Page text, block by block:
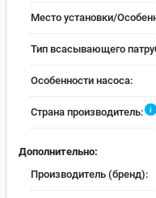
Место установки/
Тип всасывающего
Особенности насоса:
Страна производитель: i
Дополнительно:
Производитель (бренд):